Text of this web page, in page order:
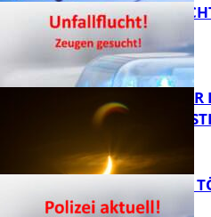
ZEUGEN
VORTRAG
PERSEIDEN
VERSUCHTES
ERMITTELT